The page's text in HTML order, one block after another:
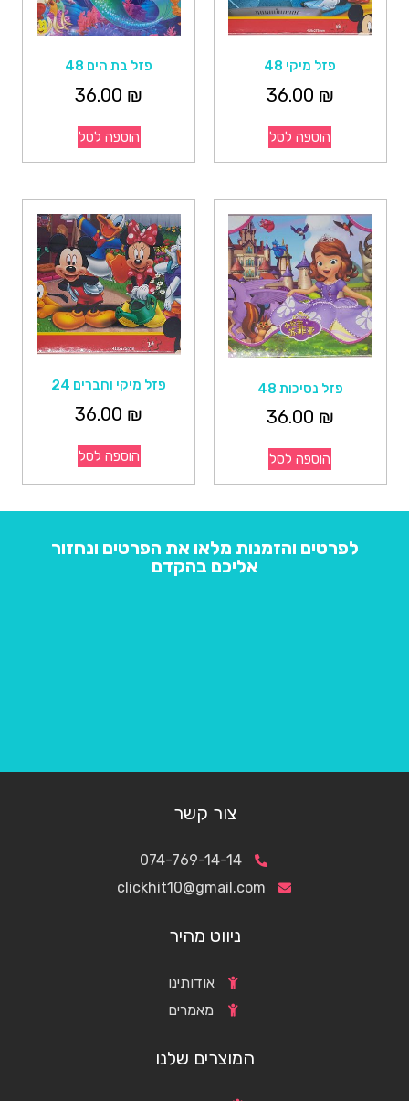
פזל מיקי 48
36.00 ₪
הוספה לסל
פזל בת הים 48
36.00 ₪
הוספה לסל
פזל נסיכות 48
36.00 ₪
הוספה לסל
פזל מיקי וחברים 24
36.00 ₪
הוספה לסל
לפרטים והזמנות מלאו את הפרטים ונחזור
אליכם בהקדם
צור קשר
074-769-14-14
clickhit10@gmail.com
ניווט מהיר
אודותינו
מאמרים
המוצרים שלנו